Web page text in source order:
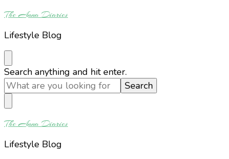
The Anna Diaries
Lifestyle Blog
Looking
for
Something?
Search anything and hit enter.
The Anna Diaries
Lifestyle Blog